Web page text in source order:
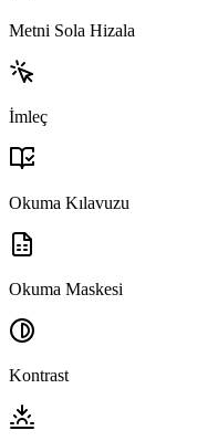
Metni Sola Hizala
İmleç
Okuma Kılavuzu
Okuma Maskesi
Kontrast